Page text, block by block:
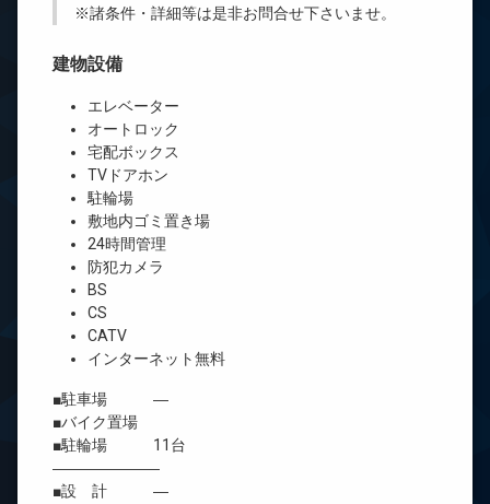
※諸条件・詳細等は是非お問合せ下さいませ。
建物設備
エレベーター
オートロック
宅配ボックス
TVドアホン
駐輪場
敷地内ゴミ置き場
24時間管理
防犯カメラ
BS
CS
CATV
インターネット無料
■駐車場 ―
■バイク置場
■駐輪場 11台
―――――――
■設 計 ―